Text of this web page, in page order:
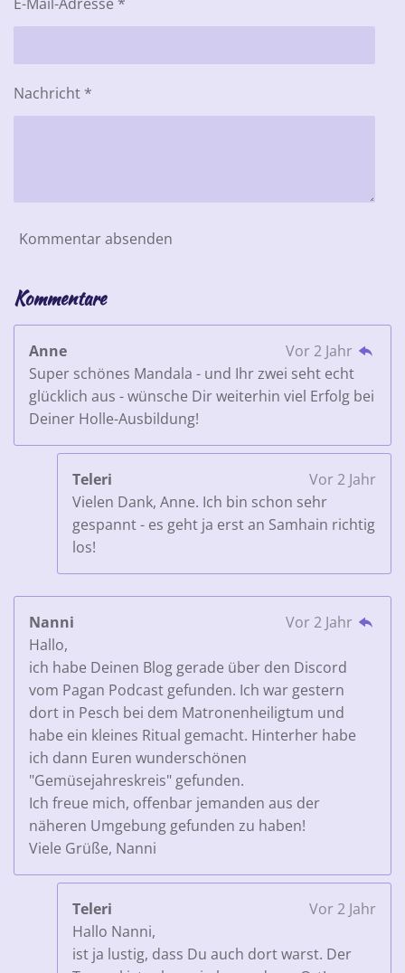
Nachricht *
Kommentar absenden
Kommentare
Anne
Vor 2 Jahr
Super schönes Mandala - und Ihr zwei seht echt
glücklich aus - wünsche Dir weiterhin viel Erfolg bei
Deiner Holle-Ausbildung!
Teleri
Vor 2 Jahr
Vielen Dank, Anne. Ich bin schon sehr
gespannt - es geht ja erst an Samhain richtig
los!
Nanni
Vor 2 Jahr
Hallo,
ich habe Deinen Blog gerade über den Discord
vom Pagan Podcast gefunden. Ich war gestern
dort in Pesch bei dem Matronenheiligtum und
habe ein kleines Ritual gemacht. Hinterher habe
ich dann Euren wunderschönen
"Gemüsejahreskreis" gefunden.
Ich freue mich, offenbar jemanden aus der
näheren Umgebung gefunden zu haben!
Viele Grüße, Nanni
Teleri
Vor 2 Jahr
Hallo Nanni,
ist ja lustig, dass Du auch dort warst. Der